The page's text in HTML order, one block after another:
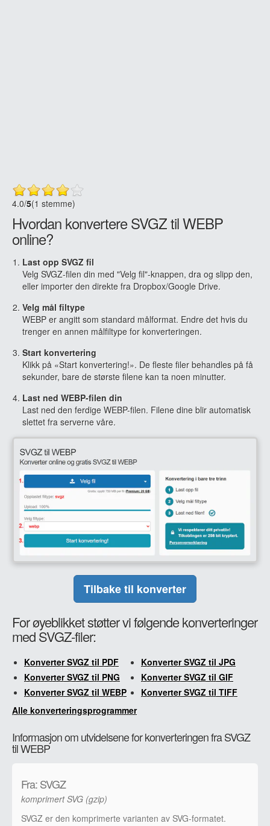
4.0/5(1 stemme)
Hvordan konvertere SVGZ til WEBP
online?
Last opp SVGZ fil
Velg SVGZ-filen din med "Velg fil"-knappen, dra og slipp den,
eller importer den direkte fra Dropbox/Google Drive.
Velg mål filtype
WEBP er angitt som standard målformat. Endre det hvis du
trenger en annen målfiltype for konverteringen.
Start konvertering
Klikk på «Start konvertering!». De fleste filer behandles på få
sekunder, bare de største filene kan ta noen minutter.
Last ned WEBP-filen din
Last ned den ferdige WEBP-filen. Filene dine blir automatisk
slettet fra serverne våre.
Tilbake til konverter
For øyeblikket støtter vi følgende konverteringer
med SVGZ-filer:
Konverter SVGZ til PDF
Konverter SVGZ til JPG
Konverter SVGZ til PNG
Konverter SVGZ til GIF
Konverter SVGZ til WEBP
Konverter SVGZ til TIFF
Alle konverteringsprogrammer
Informasjon om utvidelsene for konverteringen fra SVGZ
til WEBP
Fra: SVGZ
komprimert SVG (gzip)
SVGZ er den komprimerte varianten av SVG-formatet.